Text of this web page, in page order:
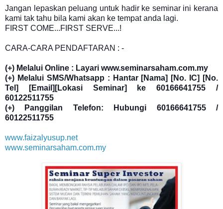
Jangan lepaskan peluang untuk hadir ke seminar ini kerana
kami tak tahu bila kami akan ke tempat anda lagi.
FIRST COME...FIRST SERVE...!
CARA-CARA PENDAFTARAN : -
(+) Melalui Online : Layari www.seminarsaham.com.my
(+) Melalui SMS/Whatsapp : Hantar [Nama] [No. IC] [No.
Tel] [Email][Lokasi Seminar] ke 60166641755 /
60122511755
(+) Panggilan Telefon: Hubungi 60166641755 /
60122511755
www.faizalyusup.net
www.seminarsaham.com.my